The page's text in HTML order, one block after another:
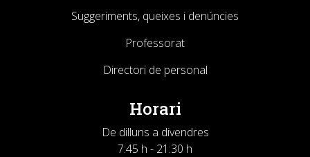
Suggeriments, queixes i denúncies
Professorat
Directori de personal
Horari
De dilluns a divendres
7:45 h - 21:30 h